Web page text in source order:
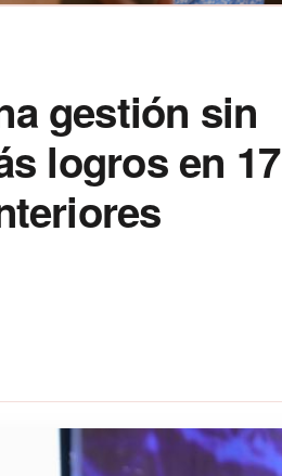
gestión sin
logros en 17